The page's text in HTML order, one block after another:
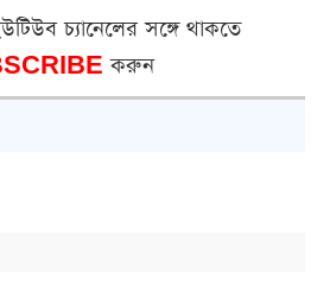
চ্যানেলের সঙ্গে থাকতে
করুন